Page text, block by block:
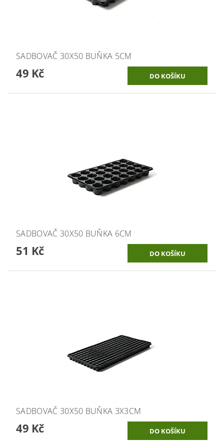
SADBOVAČ 30X50 BUŇKA 5CM
49 Kč
SADBOVAČ 30X50 BUŇKA 6CM
51 Kč
SADBOVAČ 30X50 BUŇKA 3X3CM
49 Kč